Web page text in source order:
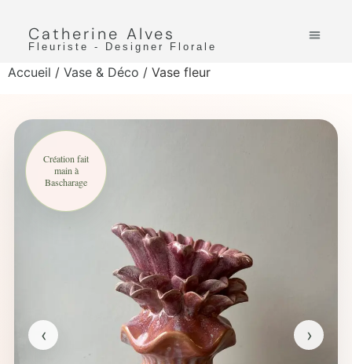
Catherine Alves
Fleuriste - Designer Florale
Accueil / Vase & Déco / Vase fleur
Création fait
main à
Bascharage
‹ ›